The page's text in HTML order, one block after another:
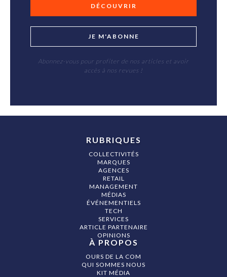
DÉCOUVRIR
JE M'ABONNE
Abonnez-vous pour profiter de nos articles et avoir
accès à nos revues !
RUBRIQUES
COLLECTIVITÉS
MARQUES
AGENCES
RETAIL
MANAGEMENT
MÉDIAS
ÉVÉNEMENTIELS
TECH
SERVICES
ARTICLE PARTENAIRE
OPINIONS
À PROPOS
OURS DE LA COM
QUI SOMMES NOUS
KIT MÉDIA